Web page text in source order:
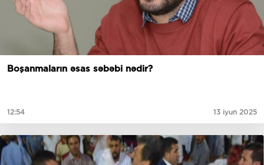
Boşanmaların əsas səbəbi nədir?
12:54 13 iyun 2025